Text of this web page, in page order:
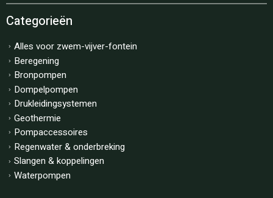
Categorieën
Alles voor zwem-vijver-fontein
Beregening
Bronpompen
Dompelpompen
Drukleidingsystemen
Geothermie
Pompaccessoires
Regenwater & onderbreking
Slangen & koppelingen
Waterpompen